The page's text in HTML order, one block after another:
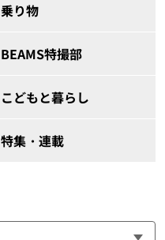
乗り物
BEAMS特撮部
こどもと暮らし
特集・連載